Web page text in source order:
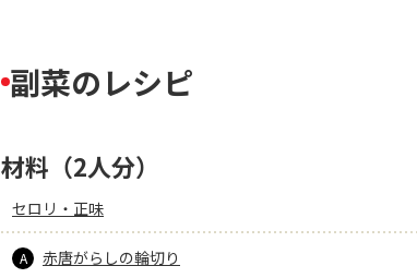
副菜のレシピ
材料（2人分）
セロリ・正味
A 赤唐がらしの輪切り